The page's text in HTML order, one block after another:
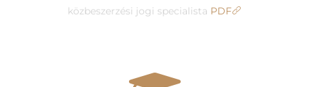
közbeszerzési jogi specialista PDF